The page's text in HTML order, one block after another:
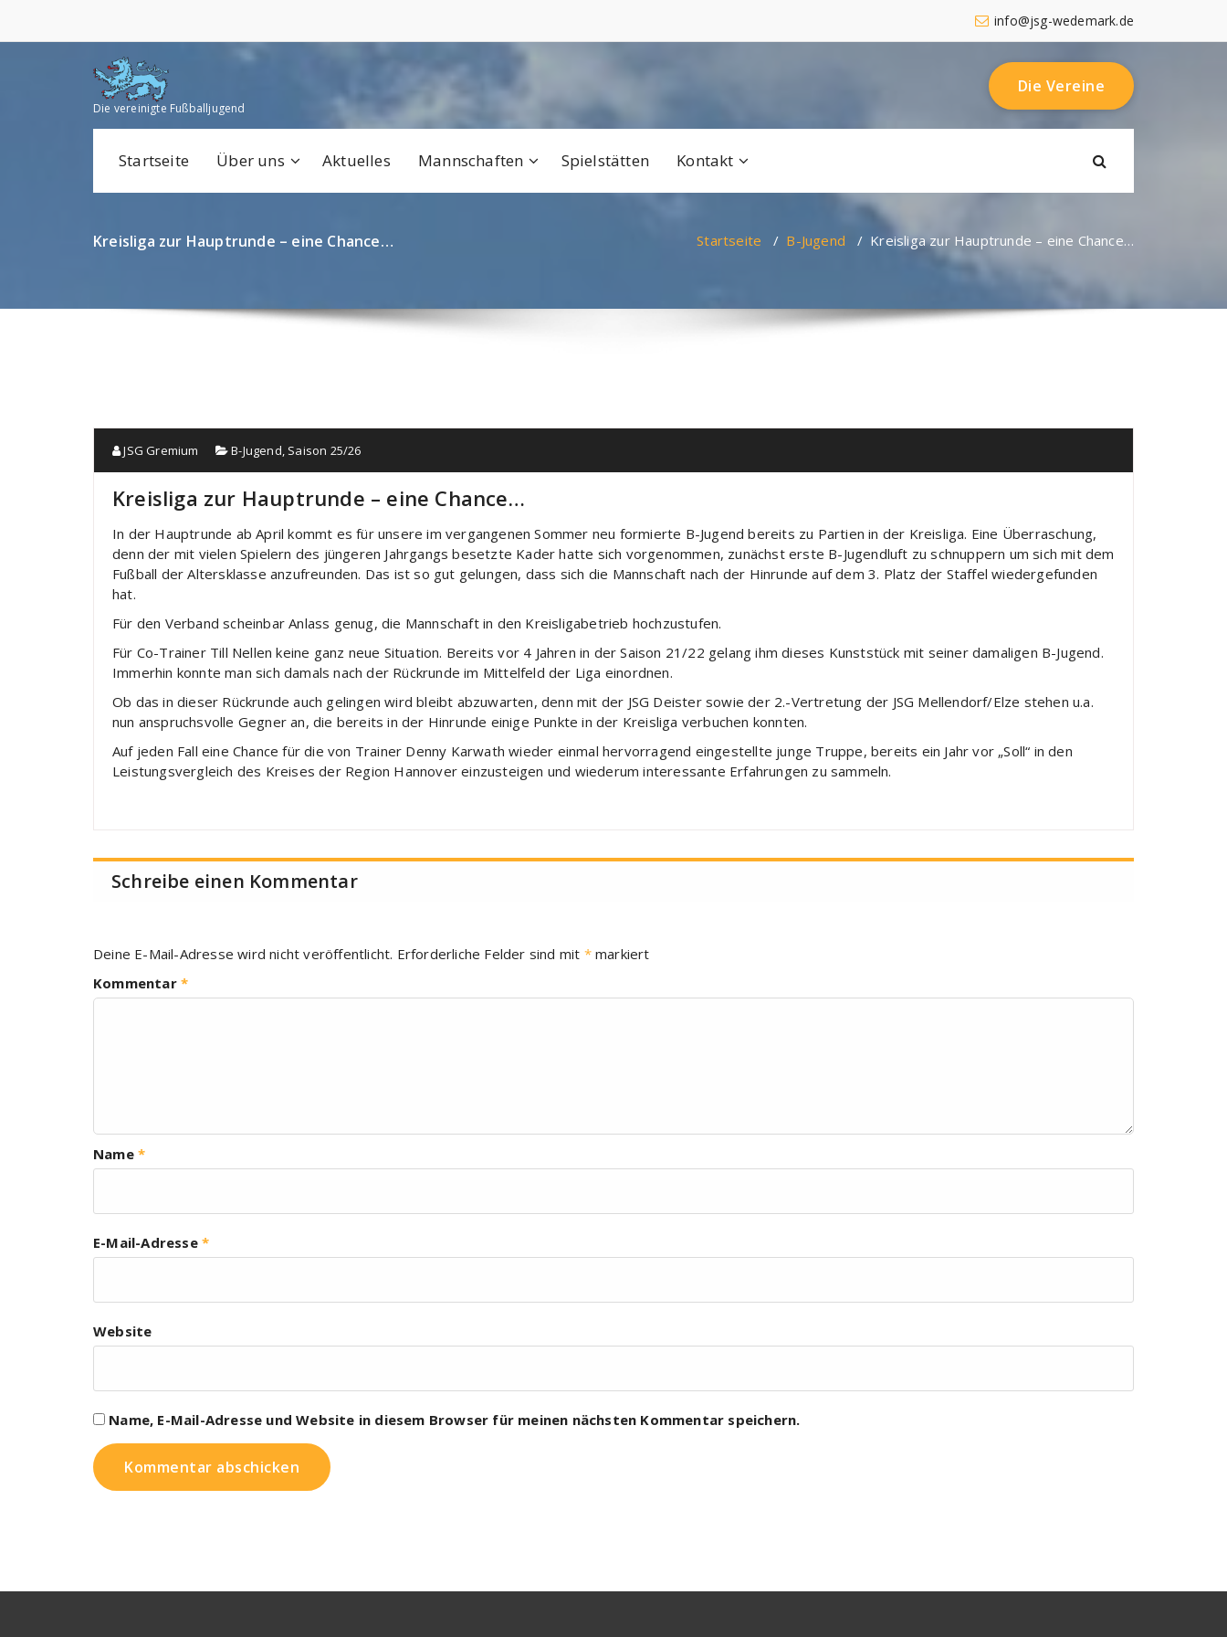
springen
info@jsg-wedemark.de
Die vereinigte Fußballjugend
Die Vereine
Startseite Über uns Aktuelles Mannschaften Spielstätten Kontakt
Kreisliga zur Hauptrunde – eine Chance… Startseite / B-Jugend / Kreisliga zur Hauptrunde – eine Chance…
JSG Gremium B-Jugend, Saison 25/26
Kreisliga zur Hauptrunde – eine Chance…
In der Hauptrunde ab April kommt es für unsere im vergangenen Sommer neu formierte B-Jugend bereits zu Partien in der Kreisliga. Eine Überraschung,
denn der mit vielen Spielern des jüngeren Jahrgangs besetzte Kader hatte sich vorgenommen, zunächst erste B-Jugendluft zu schnuppern um sich mit dem
Fußball der Altersklasse anzufreunden. Das ist so gut gelungen, dass sich die Mannschaft nach der Hinrunde auf dem 3. Platz der Staffel wiedergefunden
hat.
Für den Verband scheinbar Anlass genug, die Mannschaft in den Kreisligabetrieb hochzustufen.
Für Co-Trainer Till Nellen keine ganz neue Situation. Bereits vor 4 Jahren in der Saison 21/22 gelang ihm dieses Kunststück mit seiner damaligen B-Jugend.
Immerhin konnte man sich damals nach der Rückrunde im Mittelfeld der Liga einordnen.
Ob das in dieser Rückrunde auch gelingen wird bleibt abzuwarten, denn mit der JSG Deister sowie der 2.-Vertretung der JSG Mellendorf/Elze stehen u.a.
nun anspruchsvolle Gegner an, die bereits in der Hinrunde einige Punkte in der Kreisliga verbuchen konnten.
Auf jeden Fall eine Chance für die von Trainer Denny Karwath wieder einmal hervorragend eingestellte junge Truppe, bereits ein Jahr vor „Soll“ in den
Leistungsvergleich des Kreises der Region Hannover einzusteigen und wiederum interessante Erfahrungen zu sammeln.
Schreibe einen Kommentar
Deine E-Mail-Adresse wird nicht veröffentlicht. Erforderliche Felder sind mit *markiert
Kommentar *
Name *
E-Mail-Adresse *
Website
Name, E-Mail-Adresse und Website in diesem Browser für meinen nächsten Kommentar speichern.